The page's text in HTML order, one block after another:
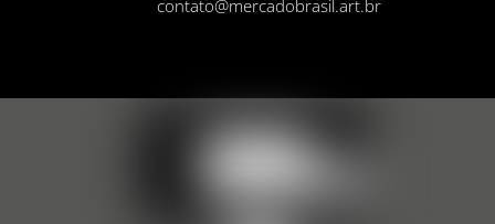
contato@mercadobrasil.art.br